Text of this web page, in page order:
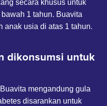
secara khusus untuk
1 tahun. Buavita
anak usia di atas 1 tahun.
dikonsumsi untuk
mengandung gula
disarankan untuk